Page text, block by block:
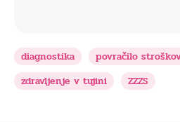
diagnostika
povračilo
zdravljenje v tujini
ZZZS